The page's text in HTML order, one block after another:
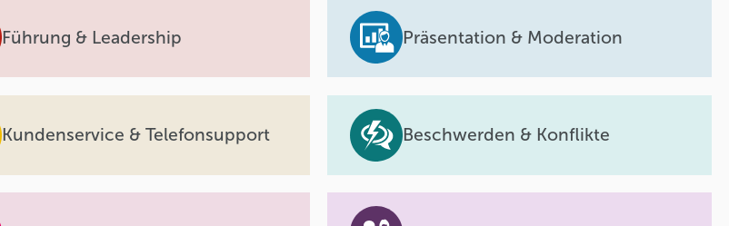
Führung & Leadership Präsentation & Moderation
Kundenservice & Telefonsupport Beschwerden & Konflikte